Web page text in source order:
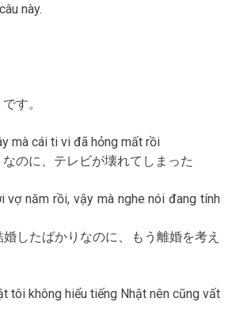
này.
す。
mà cái ti vi đã hỏng mất rồi
のに、テレビが壊れてしまった
vợ năm rồi, vậy mà nghe nói đang tính
したばかりなのに、もう離婚を考え
tôi không hiểu tiếng Nhật nên cũng vất